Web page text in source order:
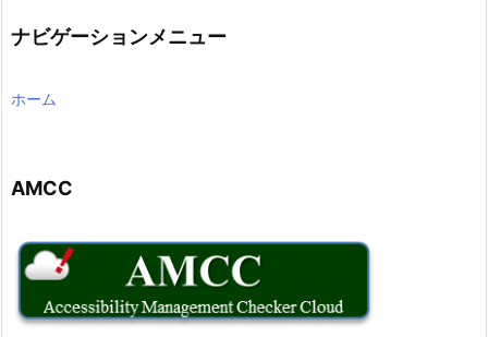
ナビゲーションメニュー
ホーム
AMCC